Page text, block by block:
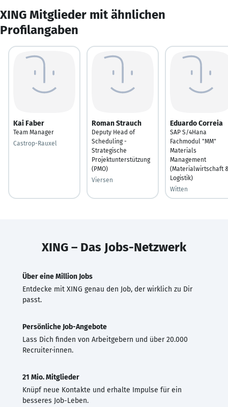
XING Mitglieder mit ähnlichen
Profilangaben
Kai Faber
Team Manager
Castrop-Rauxel
Roman Strauch
Deputy Head of
Scheduling -
Strategische
Projektunterstützung
(PMO)
Viersen
Eduardo Correia
SAP S/4Hana
Fachmodul "MM"
Materials
Management
(Materialwirtschaft
Logistik)
Witten
XING – Das Jobs-Netzwerk
Über eine Million Jobs
Entdecke mit XING genau den Job, der wirklich zu Dir
passt.
Persönliche Job-Angebote
Lass Dich finden von Arbeitgebern und über 20.000
Recruiter·innen.
21 Mio. Mitglieder
Knüpf neue Kontakte und erhalte Impulse für ein
besseres Job-Leben.